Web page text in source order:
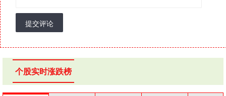
提交评论
个股实时涨跌榜